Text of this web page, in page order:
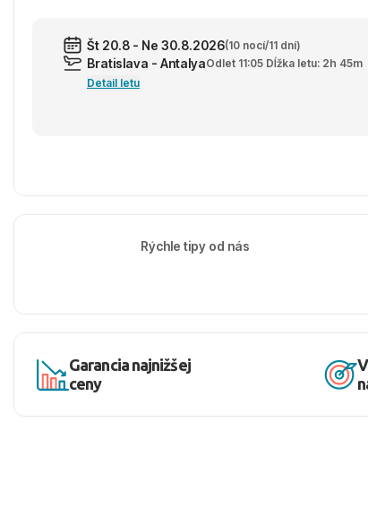
Št 20.8 - Ne 30.8.2026(10 nocí/11 dní)
Bratislava - AntalyaOdlet 11:05 Dĺžka letu: 2h 45m
Detail letu
Rýchle tipy od nás
Garancia najnižšej
ceny